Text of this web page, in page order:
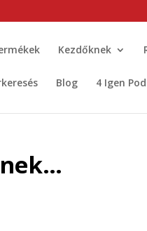
Kezdőknek
Blog 4 Igen